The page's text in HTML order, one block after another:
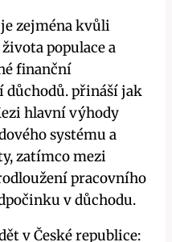
zejména kvůli
populace a
finanční
důchodů. přináší jak
hlavní výhody
systému a
zatímco mezi
pracovního
v důchodu.
v České republice: